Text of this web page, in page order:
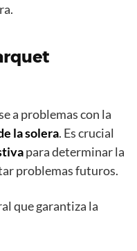
a problemas con la
la solera. Es crucial
para determinar la
problemas futuros.
que garantiza la